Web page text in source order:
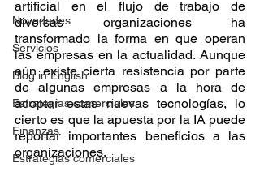
Novedades
Servicios
Blog in English
Estrategias comerciales
Finanzas
Estrategias comerciales
artificial en el flujo de trabajo de
diversas organizaciones ha
transformado la forma en que operan
las empresas en la actualidad. Aunque
aún existe cierta resistencia por parte
de algunas empresas a la hora de
adoptar estas nuevas tecnologías, lo
cierto es que la apuesta por la IA puede
reportar importantes beneficios a las
organizaciones.